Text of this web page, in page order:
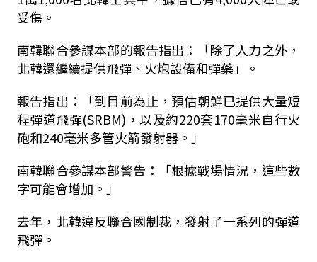
受傷。
南韓聯合參謀本部的報告指出：「除了人力之外，
北韓還繼續提供飛彈、火炮設備和彈藥」。
報告指出：「到目前為止，預估朝鮮已提供大量短
程彈道飛彈(SRBM)，以及約220套170毫米自行火
砲和240毫米多管火箭發射器。」
南韓聯合參謀本部警告：「根據戰場情況，這些數
字可能會增加。」
去年，北韓違反聯合國制裁，發射了一系列的彈道
飛彈。